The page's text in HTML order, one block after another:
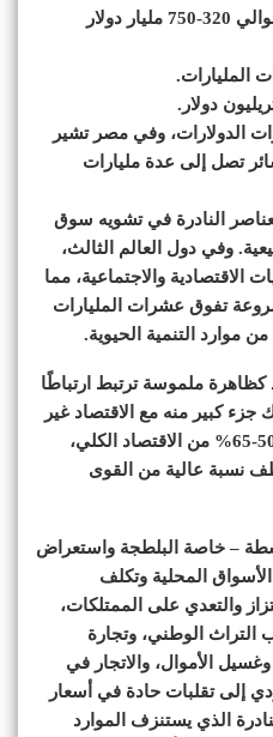
– تجارة المخدرات وحدها تبلغ حوالي 320-750 مليار دولار
المليارات.
الدولارات، وفي مصر تشير
تصل إلى عدة مليارات
النادرة في تشويه سوق
وفي دول العالم الثالث،
الاقتصادية والاجتماعية، مما
تفوق عشرات المليارات
موارد التنمية الحيوية.
كظاهرة ملموسة ترتبط ارتباطًا
جزء كبير منه مع الاقتصاد غير
الرسمي الذي يصل حجمه إلى 50-65% من الاقتصاد الكلي،
نسبة عالية من القوى
– خاصة البلطجة واستعراض
المحلية وتكلف
والتعدي على الممتلكات،
التراث الوطني، وتجارة
الأموال، والاتجار في
إلى تقلبات حادة في أسعار
الذي يستنزف الموارد